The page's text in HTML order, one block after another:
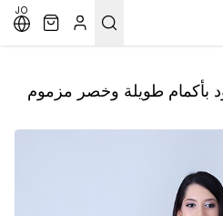
JO
طويلة وخصر مزموم